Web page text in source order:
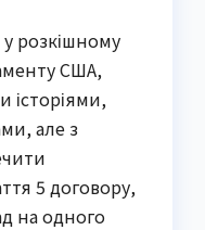
розкішному
США,
історіями,
але з
5 договору,
на одного